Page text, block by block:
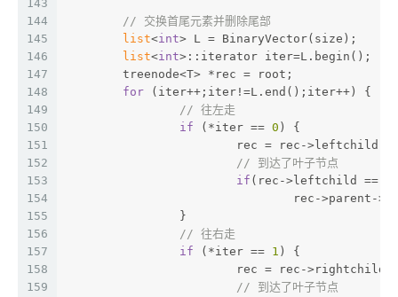
143
144
145
146
147
148
149
150
151
152
153
154
155
156
157
158
159
// 交换首尾元素并删除尾部
list<int> L = BinaryVector(size);
list<int>::iterator iter=L.begin();
	treenode<T> *rec = root;
for (iter++;iter!=L.end();iter++) {
// 往左走
if (*iter == 0 ) {
			rec = rec->leftchild;
// 到达了叶子节点
if (rec->leftchild ==
rec-
		}
// 往右走
if (*iter == 1 ) {
			rec = rec->rightchild;
// 到达了叶子节点